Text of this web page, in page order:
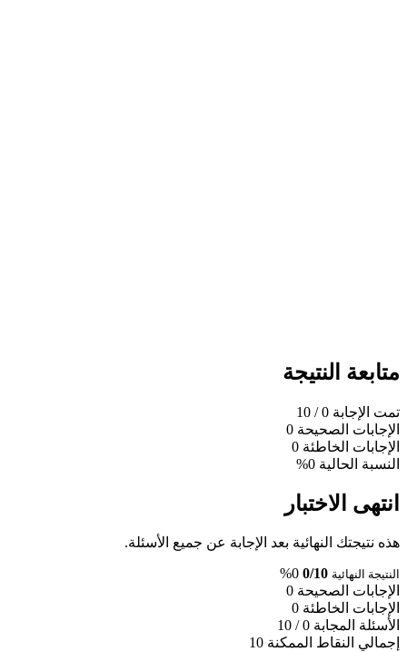
متابعة النتيجة
تمت الإجابة 0
/ 10
الإجابات الصحيحة 0
الإجابات الخاطئة 0
النسبة الحالية 0%
انتهى الاختبار
هذه نتيجتك النهائية بعد الإجابة عن جميع الأسئلة.
النتيجة النهائية 0/10
0%
الإجابات الصحيحة 0
الإجابات الخاطئة 0
الأسئلة المجابة 0 / 10
إجمالي النقاط الممكنة 10